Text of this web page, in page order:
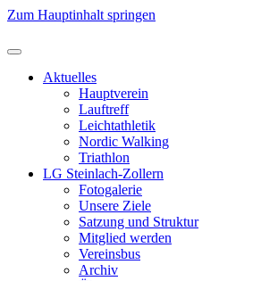
Zum Hauptinhalt springen
Aktuelles
Hauptverein
Lauftreff
Leichtathletik
Nordic Walking
Triathlon
LG Steinlach-Zollern
Fotogalerie
Unsere Ziele
Satzung und Struktur
Mitglied werden
Vereinsbus
Archiv